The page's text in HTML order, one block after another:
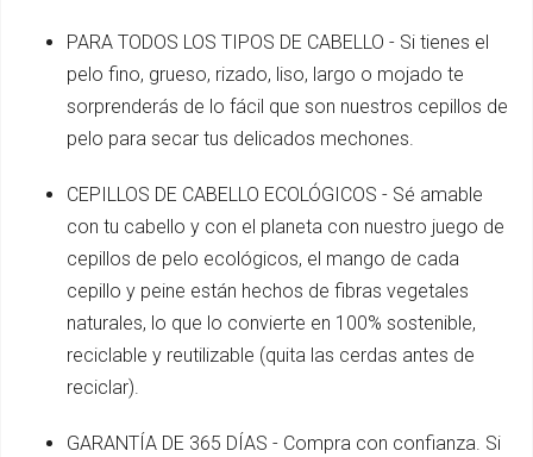
PARA TODOS LOS TIPOS DE CABELLO - Si tienes el
pelo fino, grueso, rizado, liso, largo o mojado te
sorprenderás de lo fácil que son nuestros cepillos de
pelo para secar tus delicados mechones.
CEPILLOS DE CABELLO ECOLÓGICOS - Sé amable
con tu cabello y con el planeta con nuestro juego de
cepillos de pelo ecológicos, el mango de cada
cepillo y peine están hechos de fibras vegetales
naturales, lo que lo convierte en 100% sostenible,
reciclable y reutilizable (quita las cerdas antes de
reciclar).
GARANTÍA DE 365 DÍAS - Compra con confianza. Si